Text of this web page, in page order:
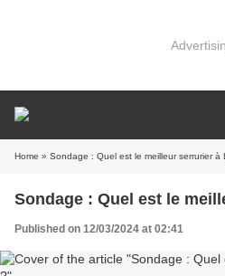
Home » Sondage : Quel est le meilleur serrurier à
Sondage : Quel est le
Published on 12/03/2024 at 02:41